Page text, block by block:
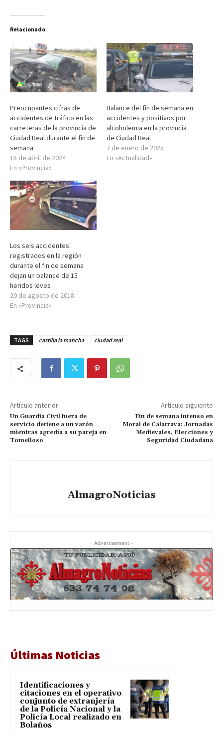
Relacionado
Preocupantes cifras de
accidentes de tráfico en las
carreteras de la provincia de
Ciudad Real durante el fin de
semana
15 de abril de 2024
En «Provincia»
Balance del fin de semana en
accidentes y positivos por
alcoholemia en la provincia
de Ciudad Real
7 de enero de 2025
En «Actualidad»
Los seis accidentes
registrados en la región
durante el fin de semana
dejan un balance de 15
heridos leves
20 de agosto de 2018
En «Provincia»
TAGS castilla la mancha ciudad real
Artículo anterior
Un Guardia Civil fuera de
servicio detiene a un varón
mientras agredía a su pareja en
Tomelloso
Artículo siguiente
Fin de semana intenso en
Moral de Calatrava: Jornadas
Medievales, Elecciones y
Seguridad Ciudadana
AlmagroNoticias
- Advertisement -
Últimas Noticias
Identificaciones y
citaciones en el operativo
conjunto de extranjería
de la Policía Nacional y la
Policía Local realizado en
Bolaños